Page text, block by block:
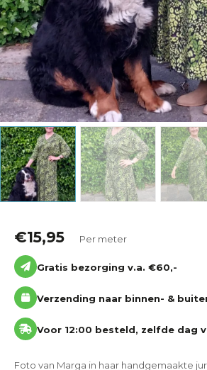
€15,95 Per meter
Gratis bezorging v.a. €60,-
Verzending naar binnen- &
Voor 12:00 besteld, zelfde dag
Foto van Marga in haar handgemaakte